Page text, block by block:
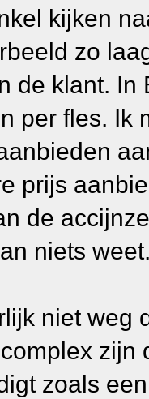
kijken
zo
de klant.
per fles. Ik
prijs
de
niets
niet weg
zijn
zoals